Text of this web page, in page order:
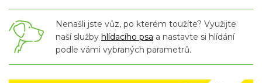
Nenašli jste vůz, po kterém toužíte? Využijte
naší služby hlídacího psa a nastavte si hlídání
podle vámi vybraných parametrů.